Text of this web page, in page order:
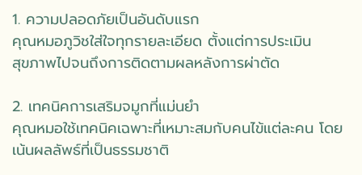
1. ความปลอดภัยเป็นอันดับแรก
คุณหมอภูวิชใส่ใจทุกรายละเอียด ตั้งแต่การประเมิน
สุขภาพไปจนถึงการติดตามผลหลังการผ่าตัด
2. เทคนิคการเสริมจมูกที่แม่นยำ
คุณหมอใช้เทคนิคเฉพาะที่เหมาะสมกับคนไข้แต่ละคน โดย
เน้นผลลัพธ์ที่เป็นธรรมชาติ